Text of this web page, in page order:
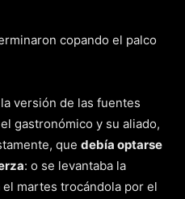
copando el palco
versión de las fuentes
gastronómico y su aliado,
que debía optarse
: o se levantaba la
martes trocándola por el